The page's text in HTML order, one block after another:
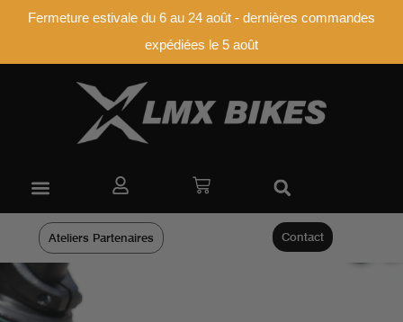
Fermeture estivale du 6 au 24 août - dernières commandes
expédiées le 5 août
Ateliers Partenaires Contact